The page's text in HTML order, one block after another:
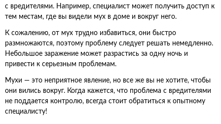
с вредителями. Например, специалист может получить доступ к
тем местам, где вы видели мух в доме и вокруг него.
К сожалению, от мух трудно избавиться, они быстро
размножаются, поэтому проблему следует решать немедленно.
Небольшое заражение может разрастись за одну ночь и
привести к серьезным проблемам.
Мухи — это неприятное явление, но все же вы не хотите, чтобы
они вились вокруг. Когда кажется, что проблема с вредителями
не поддается контролю, всегда стоит обратиться к опытному
специалисту!